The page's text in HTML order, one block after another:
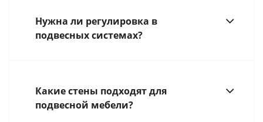
Нужна ли регулировка в
подвесных системах?
Какие стены подходят для
подвесной мебели?